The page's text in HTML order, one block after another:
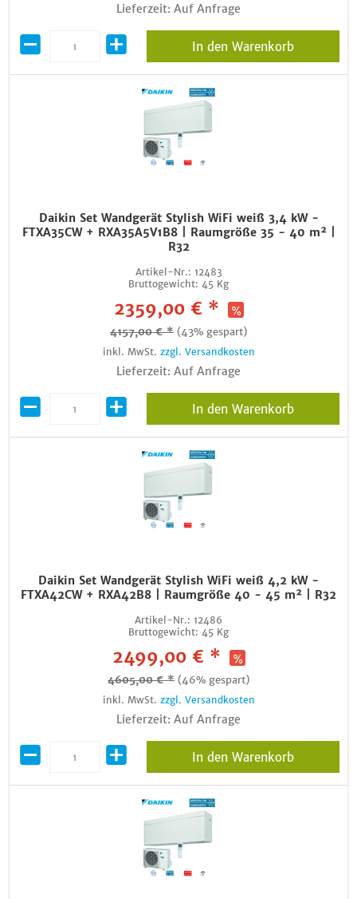
Lieferzeit: Auf Anfrage
In den Warenkorb
Daikin Set Wandgerät Stylish WiFi weiß 3,4 kW -
FTXA35CW + RXA35A5V1B8 | Raumgröße 35 - 40 m² |
R32
Artikel-Nr.: 12483
Bruttogewicht: 45 Kg
2359,00 € *
4157,00 € * (43% gespart)
inkl. MwSt. zzgl. Versandkosten
Lieferzeit: Auf Anfrage
In den Warenkorb
Daikin Set Wandgerät Stylish WiFi weiß 4,2 kW -
FTXA42CW + RXA42B8 | Raumgröße 40 - 45 m² | R32
Artikel-Nr.: 12486
Bruttogewicht: 45 Kg
2499,00 € *
4605,00 € * (46% gespart)
inkl. MwSt. zzgl. Versandkosten
Lieferzeit: Auf Anfrage
In den Warenkorb